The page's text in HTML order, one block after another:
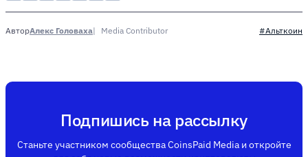
АвторАлекс Головаха Media Contributor #Альткоин
Подпишись на рассылку
Станьте участником сообщества CoinsPaid Media и откройте